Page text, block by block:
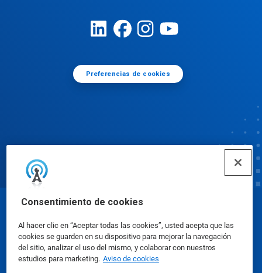
Consentimiento de cookies
Al hacer clic en “Aceptar todas las cookies”, usted acepta que las
cookies se guarden en su dispositivo para mejorar la navegación
del sitio, analizar el uso del mismo, y colaborar con nuestros
estudios para marketing. Aviso de cookies
Preferencias de cookies
Hojas de datos sobre seguridad|Política de
privacidad|Términos de uso